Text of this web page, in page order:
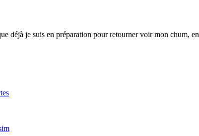
déjà je suis en préparation pour retourner voir mon chum, en